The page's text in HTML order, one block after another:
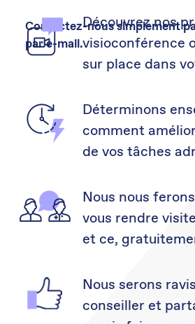
Contactez-nous simplement
par e-mail.
Découvrez nos
visioconférence
sur place dans
Déterminons
comment
de vos tâches
Nous nous
vous rendre
et ce,
Nous serons
conseiller et